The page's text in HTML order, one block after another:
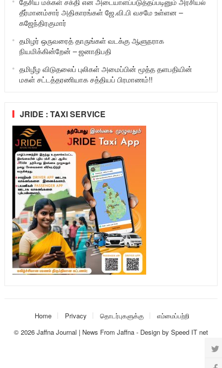
தீர்மானம்சார் அதிகாரங்கள் ஜே.வி.பி வசமே உள்ளன –
கஜேந்திரகுமார்
தமிழர் ஒருவரைத் தாருங்கள் வடக்கு ஆளுநராக
நியமிக்கின்றேன் – ஜனாதிபதி
தமிழீழ விடுதலைப் புலிகள் அமைப்பின் மூத்த தளபதியின்
மகள் சட்டத்தரணியாக சத்தியப் பிரமாணம்!!
JRIDE : TAXI SERVICE
Home Privacy தொடர்புகளுக்கு
எம்மைப்பற்றி
© 2026 Jaffna Journal | News From Jaffna- Design by Speed IT net